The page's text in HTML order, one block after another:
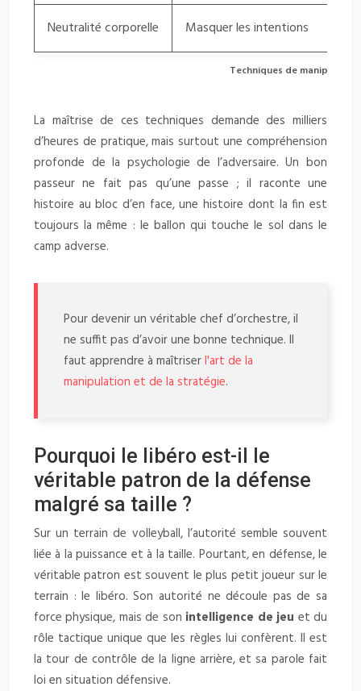
Techniques de
Neutralité corporelle Masquer les intentions
La maîtrise de ces techniques demande des milliers
d’heures de pratique, mais surtout une compréhension
profonde de la psychologie de l’adversaire. Un bon
passeur ne fait pas qu’une passe ; il raconte une
histoire au bloc d’en face, une histoire dont la fin est
toujours la même : le ballon qui touche le sol dans le
camp adverse.
Pour devenir un véritable chef d’orchestre, il
ne suffit pas d’avoir une bonne technique. Il
faut apprendre à maîtriserl'art de la
manipulation et de la stratégie.
Pourquoi le libéro est-il le
véritable patron de la défense
malgré sa taille ?
Sur un terrain de volleyball, l’autorité semble souvent
liée à la puissance et à la taille. Pourtant, en défense, le
véritable patron est souvent le plus petit joueur sur le
terrain : le libéro. Son autorité ne découle pas de sa
force physique, mais de son intelligence de jeu et du
rôle tactique unique que les règles lui confèrent. Il est
la tour de contrôle de la ligne arrière, et sa parole fait
loi en situation défensive.